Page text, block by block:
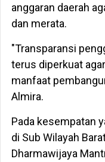
anggaran daerah
dan merata.
"Transparansi
terus diperkuat
manfaat
Almira.
Pada kesempatan
di Sub Wilayah
Dharmawijaya